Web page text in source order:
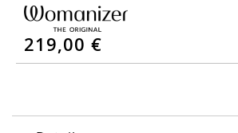
beginning
the219,00 €